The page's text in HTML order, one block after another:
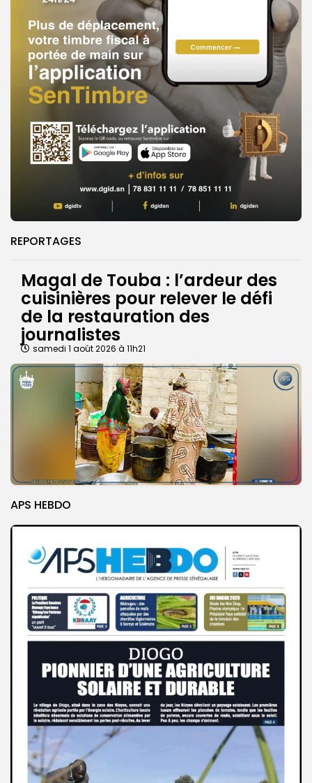
REPORTAGES
Magal de Touba : l’ardeur des
cuisinières pour relever le défi
de la restauration des
journalistes
samedi 1 août 2026 à 11h21
APS HEBDO